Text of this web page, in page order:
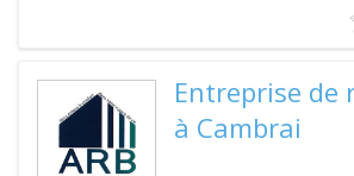
Entreprise de
à Cambrai